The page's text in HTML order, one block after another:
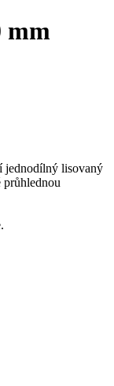
mm
jednodílný lisovaný